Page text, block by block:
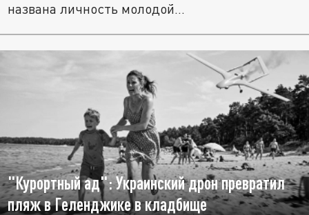
названа личность молодой...
"Курортный ад": Украинский дрон превратил
пляж в Геленджике в кладбище